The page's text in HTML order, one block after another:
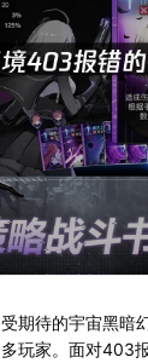
期待的宇宙黑暗
玩家。面对403